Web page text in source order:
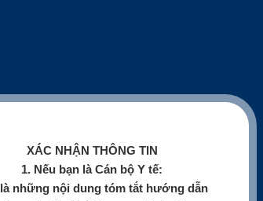
XÁC NHẬN THÔNG TIN
1. Nếu bạn là Cán bộ Y tế:
những nội dung tóm tắt hướng dẫn